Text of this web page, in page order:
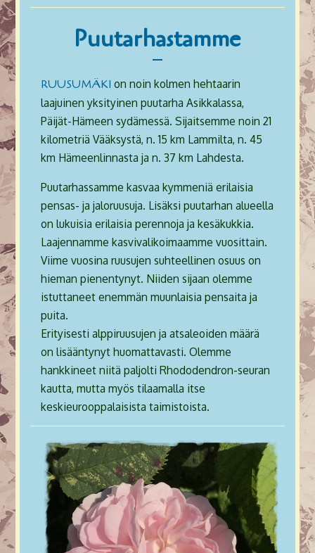
Puutarhastamme
RUUSUMÄKIon noin kolmen hehtaarin
laajuinen yksityinen puutarha Asikkalassa,
Päijät-Hämeen sydämessä. Sijaitsemme noin 21
kilometriä Vääksystä, n. 15 km Lammilta, n. 45
km Hämeenlinnasta ja n. 37 km Lahdesta.
Puutarhassamme kasvaa kymmeniä erilaisia
pensas- ja jaloruusuja. Lisäksi puutarhan alueella
on lukuisia erilaisia perennoja ja kesäkukkia.
Laajennamme kasvivalikoimaamme vuosittain.
Viime vuosina ruusujen suhteellinen osuus on
hieman pienentynyt. Niiden sijaan olemme
istuttaneet enemmän muunlaisia pensaita ja
puita.
Erityisesti alppiruusujen ja atsaleoiden määrä
on lisääntynyt huomattavasti. Olemme
hankkineet niitä paljolti Rhododendron-seuran
kautta, mutta myös tilaamalla itse
keskieurooppalaisista taimistoista.